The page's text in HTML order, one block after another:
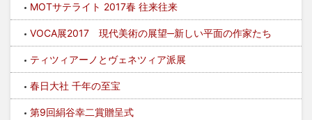
MOTサテライト 2017春 往来往来
VOCA展2017 現代美術の展望─新しい平面の作家たち
ティツィアーノとヴェネツィア派展
春日大社 千年の至宝
第9回絹谷幸二賞贈呈式